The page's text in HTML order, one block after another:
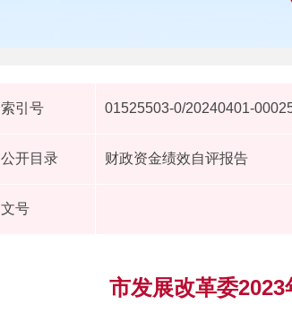
索引号 01525503-0/20240401-
公开目录 财政资金绩效自评报告
文号
市发展改革委2023